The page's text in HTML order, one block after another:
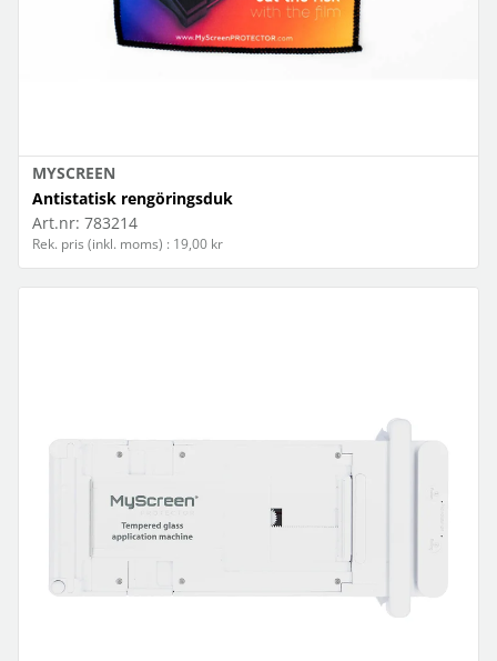
MYSCREEN
Antistatisk rengöringsduk
Art.nr: 783214
Rek. pris (inkl. moms) : 19,00 kr